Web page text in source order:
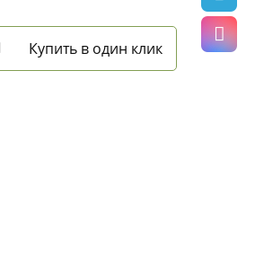
Купить в один клик